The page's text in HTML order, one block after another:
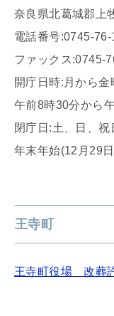
奈良県北葛城郡上
電話番号:0745-
ファックス:0745-
開庁日時:月から金
午前8時30分から
閉庁日:土、日、祝
年末年始(12月29
王寺町
王寺町役場 改葬